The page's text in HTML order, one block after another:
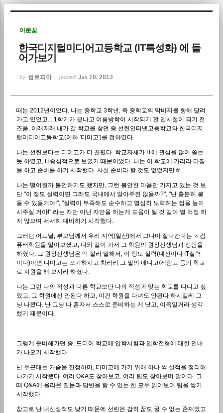
이룬꿈
한국디지털미디어고등학교 (IT특성화) 에 들
어가보기
by 컴토피아 posted Jan 10, 2013
때는 2012년이었다. 나는 중학교 3학년, 즉 중학교의 막바지를 향해 달려
가고 있었고... 1학기가 끝나고 여름방학이 시작되기 전 입시철이 되기 전
즈음, 이래저래 내가 갈 학교를 찾던 중 선린인터넷고등학교와 한국디지
털미디어고등학교(이하 '디미고')를 접하였다.
나는 선린보다는 디미고가 더 끌렸다. 학교자체가 IT에 관심을 많이 쏟는
듯 하였고, IT중심적으로 보였기 때문이었다. 나는 이 학교에 가리라 다짐
을 하고 준비를 하기 시작했다. 사실 준비라 할 것도 없었지만ㅎ
나는 떨어질까 불안하기도 했지만, 그런 불안한 마음만 가지고 있는 것 보
단 "이 정도 실력이면 그래도 국내에서 알아주진 않을까?", "난 충분히 붙
을 수 있을거야!", "실력이 부족해도 순수하고 열심히 노력하는 점을 높이
사주실 거야!" 라는 자만 아닌 자만을 하는게 도움이 될 것 같아 별 걱정 하
지 않으며 서서히 대비하기 시작했다.
그러던 어느날, 부모님께서 우리 지역(일산)에서 그나마 잘나간다는 ㅎ컴
퓨터학원을 알아보셨고, 나와 같이 가서 그 학원의 원장선생님과 상담을
하였다. 그 원장선생님은 딱 잘라 말해서, 이 정도 실력(내신이나 IT실력
이나)이면 디미고는 포기하시고 차라리 그 밑의 애니고/게임고 등의 학교
로 지원을 해 보시라 하셨다.
나는 그런 나의 적성과 다른 학교보단 나의 적성과 맞는 학교를 다니고 싶
었고, 그 학원에선 안된다 하고, 이건 학원을 다녀도 안된다 하시길레 그
냥 나왔다. 난 그냥 나 혼자서 스스로 준비하는 게 낫고, 이득일거라 생각
했기 때문이다.
그렇게 준비해가던 중, 드디어 학교에 입학시험과 입학전형에 대한 안내
가 나오기 시작했다.
난 두근대는 가슴을 진정하며, 디미고에 가기 위해 하나 씩 실적을 정리해
나가기 시작했다. 여러 Q&A도 찾아보고, 여러 팁도 찾아보며 말이다. 그
때 Q&A에 올라온 질문과 답변을 할 수 있는 한 모두 읽어보며 팁을 쌓기
시작했다.
참고로 난 내신성적도 낮기 때문에 선린은 감히 꿈도 꿀 수 없는 존재였고
Sketchbook5, 스케치북5
Sketchbook5, 스케치북5